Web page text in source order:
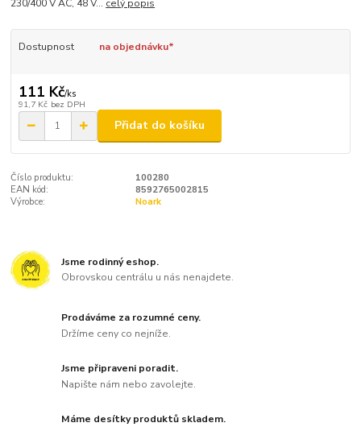
230/400 V AC, 48 V... celý popis
Dostupnost na objednávku*
111 Kč/ks
91,7 Kč bez DPH
Přidat do košíku
Číslo produktu:
100280
EAN kód:
8592765002815
Výrobce:
Noark
Jsme rodinný eshop.
Obrovskou centrálu u nás nenajdete.
Prodáváme za rozumné ceny.
Držíme ceny co nejníže.
Jsme připraveni poradit.
Napište nám nebo zavolejte.
Máme desítky produktů skladem.